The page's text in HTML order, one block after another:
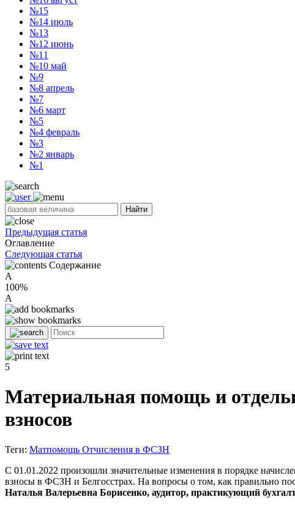
№15
№14 июль
№13
№12 июнь
№11
№10 май
№9
№8 апрель
№7
№6 март
№5
№4 февраль
№3
№2 январь
№1
Найти
Предыдущая статья
Оглавление
Следующая статья
Содержание
A
100%
A
5
Материальная помощь и
взносов
Теги: Матпомощь Отчисления в ФСЗН
С 01.01.2022 произошли значительные изменения в порядке
взносы в ФСЗН и Белгосстрах. На вопросы о том, как правильно
Наталья Валерьевна Борисенко, аудитор, практикующий